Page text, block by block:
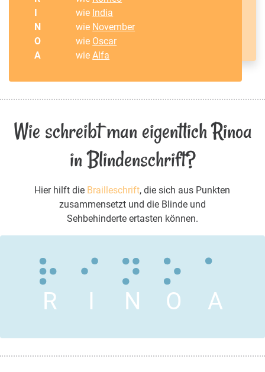
wie India
N
wie November
O
wie Oscar
A
wieAlfa
Wie schreibt man eigentlich Rinoa
in Blindenschrift?
Hier hilft die Brailleschrift, die sich aus Punkten
zusammensetzt und die Blinde und
Sehbehinderte ertasten können.
R I N O A